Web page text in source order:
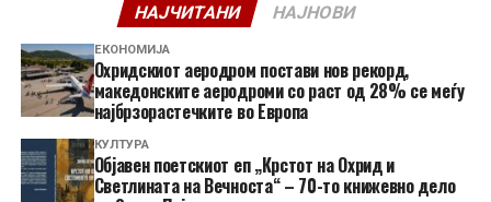
НАЈЧИТАНИ НАЈНОВИ
ЕКОНОМИЈА
Охридскиот аеродром постави нов рекорд,
македонските аеродроми со раст од 28% се меѓу
најбрзорастечките во Европа
КУЛТУРА
Објавен поетскиот еп „Крстот на Охрид и
Светлината на Вечноста“ – 70-то книжевно дело